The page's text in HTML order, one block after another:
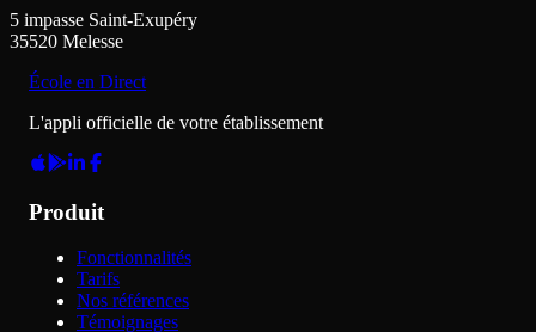
5 impasse Saint-Exupéry
35520 Melesse
École en Direct
L'appli officielle de votre établissement
Produit
Fonctionnalités
Tarifs
Nos références
Témoignages